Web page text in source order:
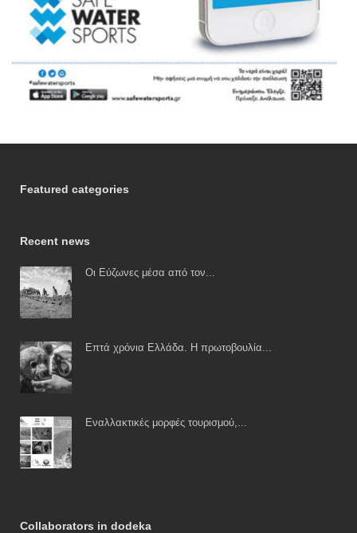
Featured categories
Recent news
Οι Εύζωνες μέσα από τον...
Επτά χρόνια Ελλάδα. Η πρωτοβουλία...
Εναλλακτικές μορφές τουρισμού,...
Collaborators in dodeka